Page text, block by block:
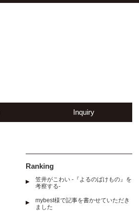
Inquiry
Ranking
笠井がこわい -『よるのばけもの』を
考察する-
mybest様で記事を書かせていただき
ました